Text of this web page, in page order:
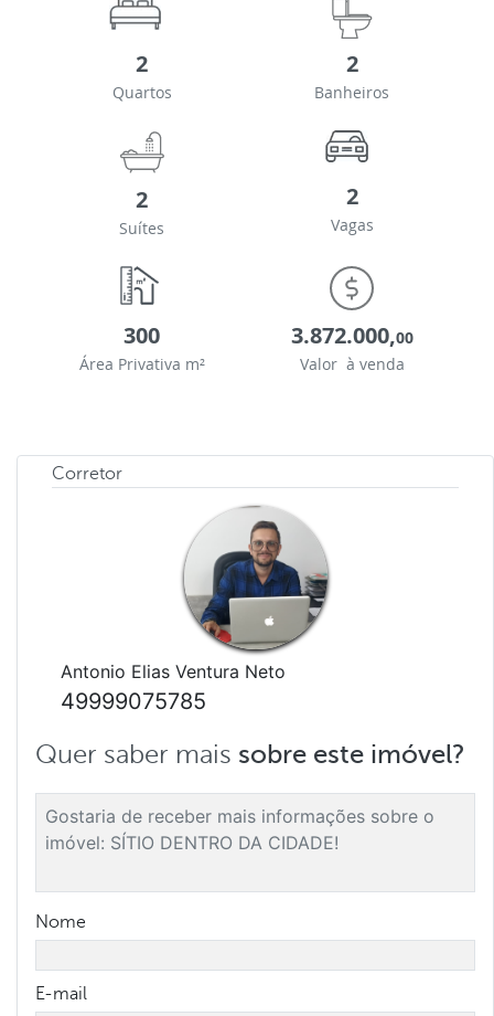
2
Quartos
2
Banheiros
2
Suítes
2
Vagas
300
Área Privativa m²
3.872.000,00
Valor à venda
Corretor
Antonio Elias Ventura Neto
49999075785
Quer saber mais sobre este imóvel?
Nome
E-mail